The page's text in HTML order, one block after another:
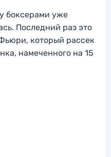
боксерами уже
Последний раз это
который рассек
намеченного на 15